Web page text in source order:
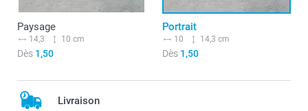
Paysage
14,3 10 cm
Dès 1,50
Portrait
10 14,3 cm
Dès1,50
Livraison